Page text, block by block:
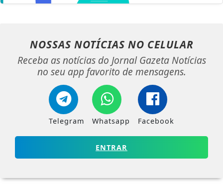
NOSSAS NOTÍCIAS NO CELULAR
Receba as notícias do Jornal Gazeta Notícias
no seu app favorito de mensagens.
Telegram Whatsapp Facebook
ENTRAR